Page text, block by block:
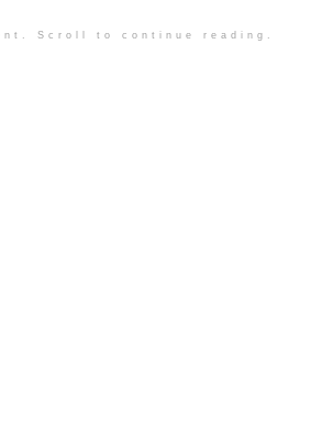
Scroll to continue reading.